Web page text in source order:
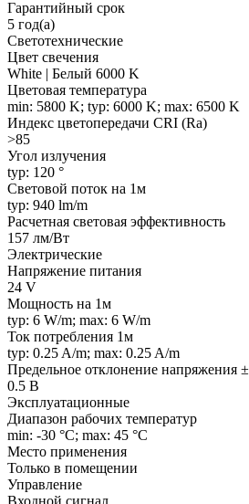
Гарантийный срок
5 год(а)
Светотехнические
Цвет свечения
White | Белый 6000 K
Цветовая температура
min: 5800 K; typ: 6000 K; max: 6500 K
Индекс цветопередачи CRI (Ra)
>85
Угол излучения
typ: 120 °
Световой поток на 1м
typ: 940 lm/m
Расчетная световая эффективность
157 лм/Вт
Электрические
Напряжение питания
24 V
Мощность на 1м
typ: 6 W/m; max: 6 W/m
Ток потребления 1м
typ: 0.25 A/m; max: 0.25 A/m
Предельное отклонение напряжения ±
0.5 В
Эксплуатационные
Диапазон рабочих температур
min: -30 °C; max: 45 °C
Место применения
Только в помещении
Управление
Входной сигнал